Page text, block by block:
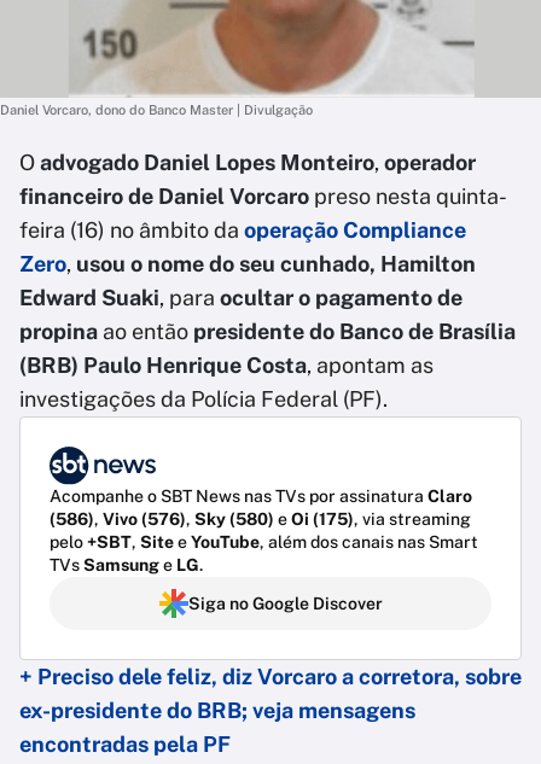
Daniel Vorcaro, dono do Banco Master | Divulgação
Oadvogado Daniel Lopes Monteiro, operador
financeiro de Daniel Vorcaro preso nesta quinta-
feira (16) no âmbito da operação Compliance
Zero, usou o nome do seu cunhado, Hamilton
Edward Suaki, para ocultar o pagamento de
propina ao então presidente do Banco de Brasília
(BRB) Paulo Henrique Costa, apontam as
investigações da Polícia Federal (PF).
Acompanhe o SBT News nas TVs por assinatura Claro
(586), Vivo (576), Sky (580) eOi (175), via streaming
pelo+SBT, SiteeYouTube, além dos canais nas Smart
TVsSamsunge LG.
Siga no Google Discover
+ Preciso dele feliz, diz Vorcaro a corretora, sobre
ex-presidente do BRB; veja mensagens
encontradas pela PF